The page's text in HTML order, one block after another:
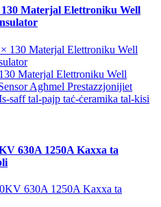
Materjal Elettroniku Well
Materjal Elettroniku Well
Agħmel Prestazzjonijiet
saff tal-pajp taċ-ċeramika tal-kisi
630A 1250A Kaxxa ta